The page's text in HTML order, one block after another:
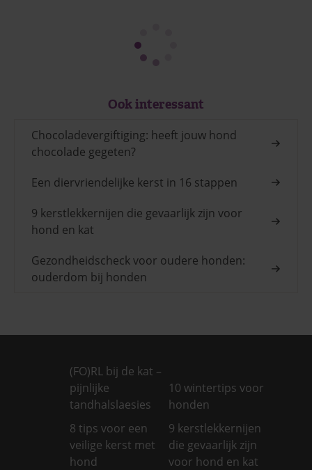
Ook interessant
Chocoladevergiftiging: heeft jouw hond
chocolade gegeten?
Een diervriendelijke kerst in 16 stappen
9 kerstlekkernijen die gevaarlijk zijn voor
hond en kat
Gezondheidscheck voor oudere honden:
ouderdom bij honden
(FO)RL bij de kat –
pijnlijke
tandhalslaesies
10 wintertips voor
honden
8 tips voor een
veilige kerst met
hond
9 kerstlekkernijen
die gevaarlijk zijn
voor hond en kat